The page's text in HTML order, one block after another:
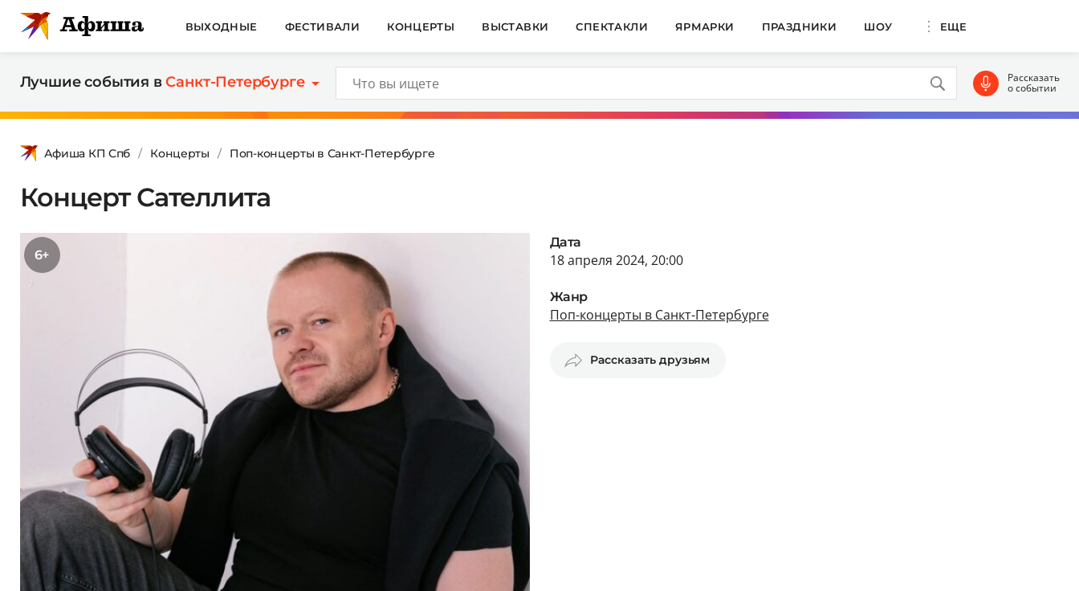
ВЫХОДНЫЕ ФЕСТИВАЛИ КОНЦЕРТЫ ВЫСТАВКИ СПЕКТАКЛИ ЯРМАРКИ ПРАЗДНИКИ ШОУ ЕЩЕ
Лучшие события вСанкт-Петербурге Рассказать
о событии
Афиша КП Спб Концерты Поп-концерты в Санкт-Петербурге
Концерт Сателлита
6+
Дата
18 апреля 2024, 20:00
Жанр
Поп-концерты в Санкт-Петербурге
Рассказать друзьям